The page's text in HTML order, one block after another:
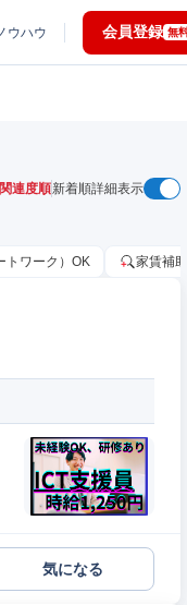
ウハウ 会員登録 無
関連度順新着順詳細表示
トワーク）OK 家賃補
気になる